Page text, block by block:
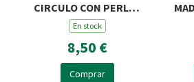
CIRCULO CON PERLAS
Y DOS ANILLAS
En stock
8,50 €
Comprar